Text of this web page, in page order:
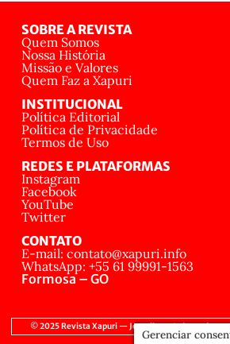
SOBRE A REVISTA
Quem Somos
Nossa História
Missão e Valores
Quem Faz a Xapuri
INSTITUCIONAL
Política Editorial
Política de Privacidade
Termos de Uso
REDES E PLATAFORMAS
Instagram
Facebook
YouTube
Twitter
CONTATO
E-mail: contato@xapuri.info
WhatsApp: +55 61 99991-1563
Formosa – GO
© 2025 Revista Xapuri — Jornalismo Independente,
Gerenciar